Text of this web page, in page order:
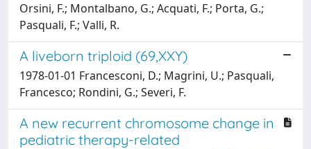
Orsini, F.; Montalbano, G.; Acquati, F.; Porta, G.;
Pasquali, F.; Valli, R.
A liveborn triploid (69,XXY)
1978-01-01 Francesconi, D.; Magrini, U.; Pasquali,
Francesco; Rondini, G.; Severi, F.
A new recurrent chromosome change in
pediatric therapy-related